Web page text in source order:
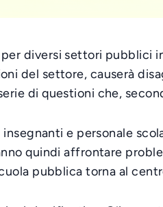
diversi settori pubblici
del settore, causerà
di questioni che,
e personale
quindi affrontare
pubblica torna al